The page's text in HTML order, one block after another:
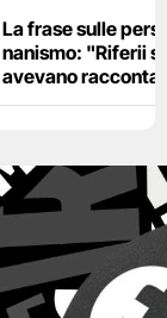
La frase sulle
nanismo: "Riferii
avevano